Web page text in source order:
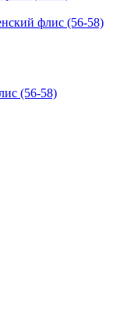
флис (56-58)
(56-58)